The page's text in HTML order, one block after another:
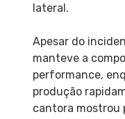
lateral.
Apesar do
manteve a
performance,
produção
cantora mostrou